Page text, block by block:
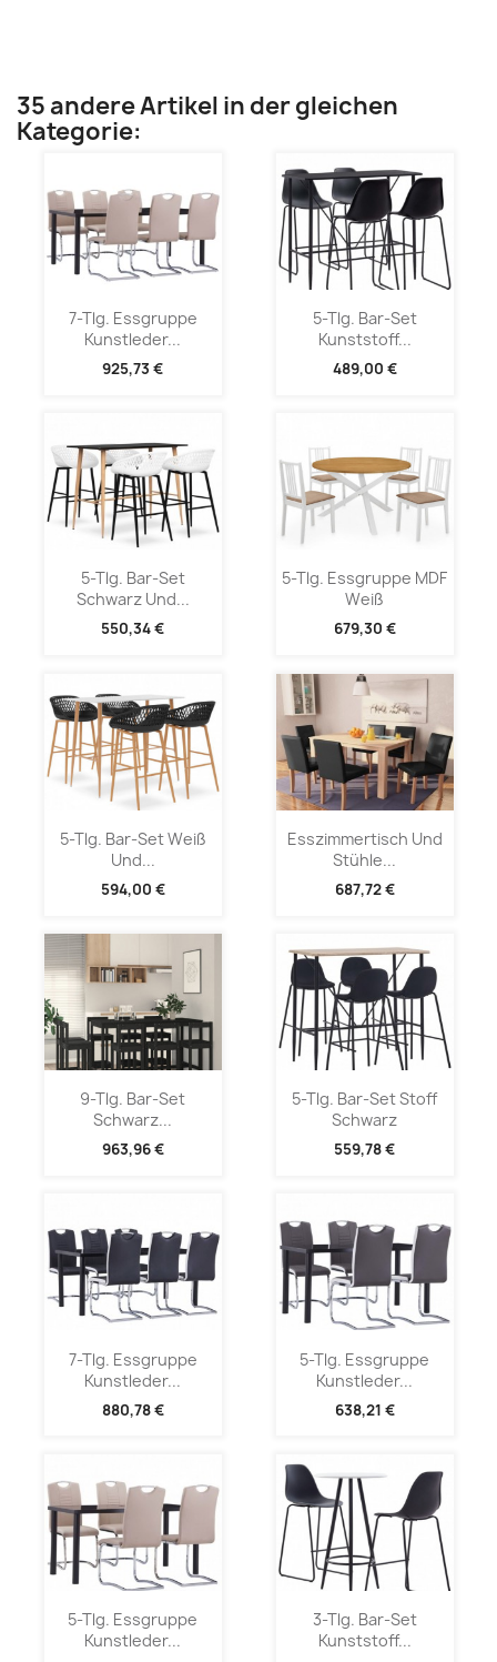
35 andere Artikel in der gleichen
Kategorie:
7-Tlg. Essgruppe
Kunstleder...
925,73 €
5-Tlg. Bar-Set
Kunststoff...
489,00 €
5-Tlg. Bar-Set
Schwarz Und...
550,34 €
5-Tlg. Essgruppe MDF
Weiß
679,30 €
5-Tlg. Bar-Set Weiß
Und...
594,00 €
Esszimmertisch Und
Stühle...
687,72 €
9-Tlg. Bar-Set
Schwarz...
963,96 €
5-Tlg. Bar-Set Stoff
Schwarz
559,78 €
7-Tlg. Essgruppe
Kunstleder...
880,78 €
5-Tlg. Essgruppe
Kunstleder...
638,21 €
5-Tlg. Essgruppe
Kunstleder...
3-Tlg. Bar-Set
Kunststoff...